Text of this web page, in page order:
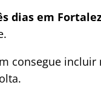
dias em
consegue